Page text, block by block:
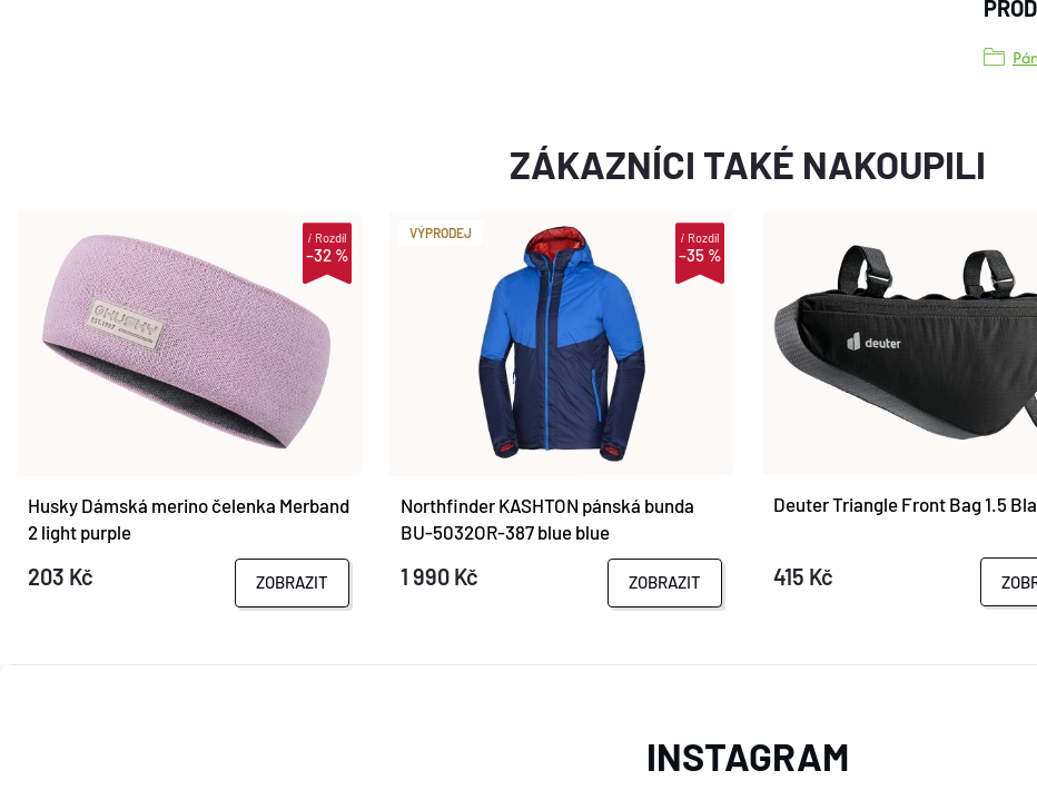
ZÁKAZNÍCI TAKÉ NAKOUPILI
–32 %
iRozdíl
Husky Dámská merino čelenka Merband
2 light purple
203 Kč ZOBRAZIT
VÝPRODEJ
–35 %
iRozdíl
Northfinder KASHTON pánská bunda
BU-5032OR-387 blue blue
1 990 Kč ZOBRAZIT
Deuter Triangle Front Bag 1.5
415 Kč
INSTAGRAM